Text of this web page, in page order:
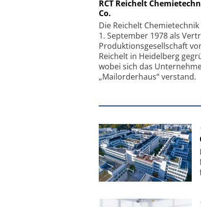
RCT Reichelt
Co.
Die Reichelt
1. September 1978 als
Produktionsgesellschaft
Reichelt in Heidelberg
wobei sich das
„Mailorderhaus“ verstand.